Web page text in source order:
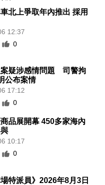
北上爭取年內推出 採用
12:37
0
案疑涉感情問題 司警拘
公布案情
17:12
0
品展開幕 450多家海內
10:17
0
場特派員》2026年8月3日